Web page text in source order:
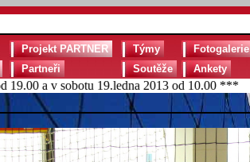
Projekt PARTNER Týmy Fotogalerie
Partneři Soutěže Ankety
a v sobotu 19.ledna 2013 od 10.00 ***